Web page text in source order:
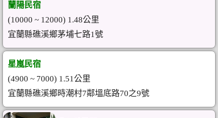
蘭陽民宿
(10000 ~ 12000) 1.48公里
宜蘭縣礁溪鄉茅埔七路1號
星嵐民宿
(4900 ~ 7000) 1.51公里
宜蘭縣礁溪鄉時潮村7鄰塭底路70之9號